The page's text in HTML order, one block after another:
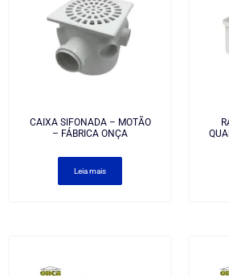
CAIXA SIFONADA – MOTÃO
– FÁBRICA ONÇA
Leia mais